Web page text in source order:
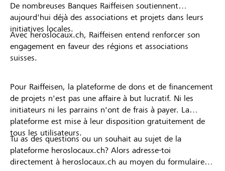
De nombreuses Banques Raiffeisen soutiennent
aujourd'hui déjà des associations et projets dans leurs
initiatives locales.
Avec heroslocaux.ch, Raiffeisen entend renforcer son
engagement en faveur des régions et associations
suisses.
Pour Raiffeisen, la plateforme de dons et de financement
de projets n'est pas une affaire à but lucratif. Ni les
initiateurs ni les parrains n'ont de frais à payer. La
plateforme est mise à leur disposition gratuitement de
tous les utilisateurs.
Tu as des questions ou un souhait au sujet de la
plateforme heroslocaux.ch? Alors adresse-toi
directement à heroslocaux.ch au moyen du formulaire